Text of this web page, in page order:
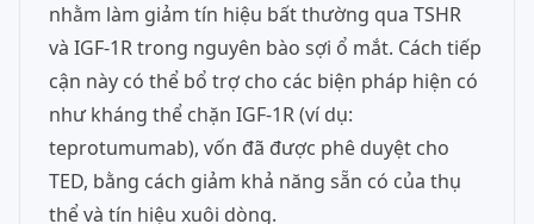
nhằm làm giảm tín hiệu bất thường qua TSHR
và IGF-1R trong nguyên bào sợi ổ mắt. Cách tiếp
cận này có thể bổ trợ cho các biện pháp hiện có
như kháng thể chặn IGF-1R (ví dụ:
teprotumumab), vốn đã được phê duyệt cho
TED, bằng cách giảm khả năng sẵn có của thụ
thể và tín hiệu xuôi dòng.